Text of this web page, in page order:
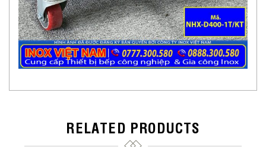
RELATED PRODUCTS